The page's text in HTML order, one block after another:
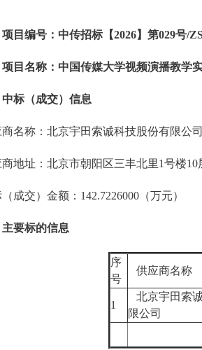
目编号：中传招标【2026】第029号/
目名称：中国传媒大学视频演播教学
中标（成交）信息
名称：北京宇田索诚科技股份有限公司
地址：北京市朝阳区三丰北里1号楼10
成交）金额：142.7226000（万元）
主要标的信息
序
号
供应商名称
1
北京宇田索
限公司